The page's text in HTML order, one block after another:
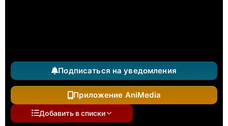
Подписаться на уведомления
Приложение AniMedia
Добавить в списки